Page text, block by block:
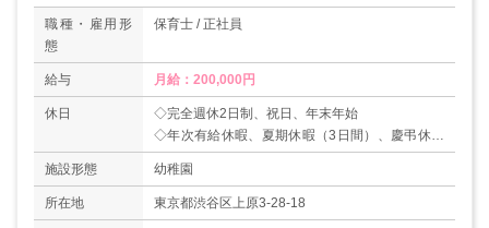
職種・雇用形
態
保育士 / 正社員
給与 月給：200,000円
休日
◇完全週休2日制、祝日、年末年始
◇年次有給休暇、夏期休暇（3日間）、慶弔休暇
等
施設形態 幼稚園
所在地 東京都渋谷区上原3-28-18